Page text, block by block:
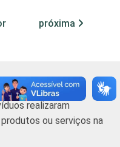
21
anos 7 93
anos 19
próxima
realizaram
ou serviços na